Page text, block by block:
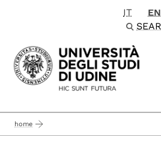
Passa al contenuto
IT EN
home